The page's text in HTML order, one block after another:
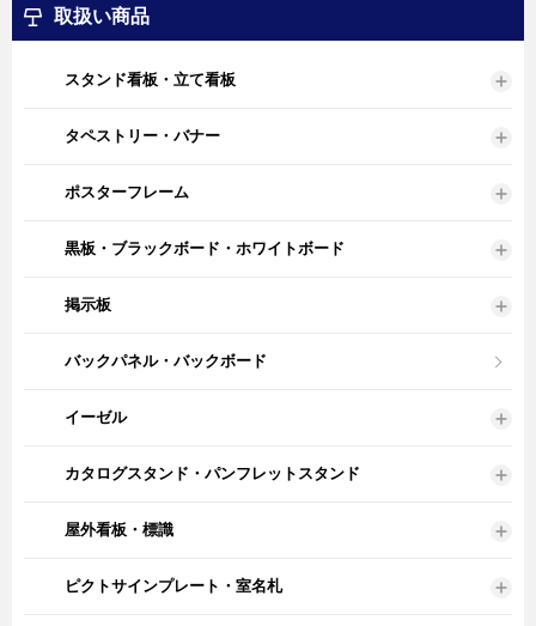
取扱い商品
スタンド看板・立て看板
タペストリー・バナー
ポスターフレーム
黒板・ブラックボード・ホワイトボード
掲示板
バックパネル・バックボード
イーゼル
カタログスタンド・パンフレットスタンド
屋外看板・標識
ピクトサインプレート・室名札